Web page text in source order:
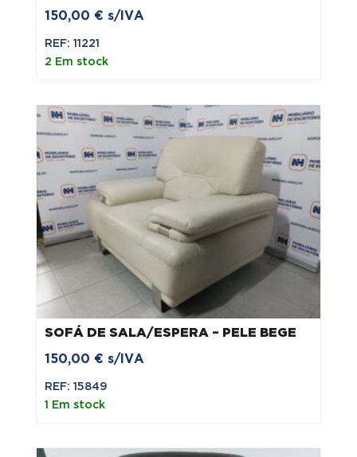
150,00 € s/IVA
REF: 11221
2 Em stock
SOFÁ DE SALA/ESPERA – PELE BEGE
150,00 € s/IVA
REF: 15849
1 Em stock